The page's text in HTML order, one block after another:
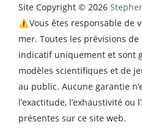
Site Copyright © 2026
⚠️Vous êtes responsable de
mer. Toutes les prévisions
indicatif uniquement et sont
modèles scientifiques et de
au public. Aucune garantie
l’exactitude, l’exhaustivité ou
présentes sur ce site web.